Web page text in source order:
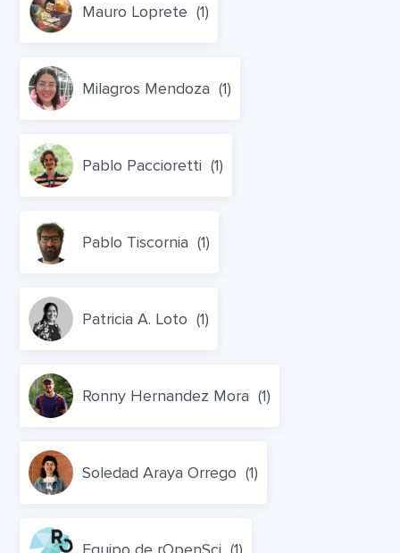
Mauro Loprete (1)
Milagros Mendoza (1)
Pablo Paccioretti (1)
Pablo Tiscornia (1)
Patricia A. Loto (1)
Ronny Hernandez Mora (1)
Soledad Araya Orrego (1)
Equipo de rOpenSci (1)